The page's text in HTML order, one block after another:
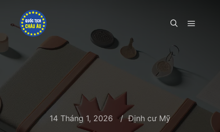
14 Tháng 1, 2026 Định cư Mỹ